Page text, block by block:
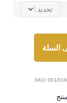
السلة
SKU: 001/